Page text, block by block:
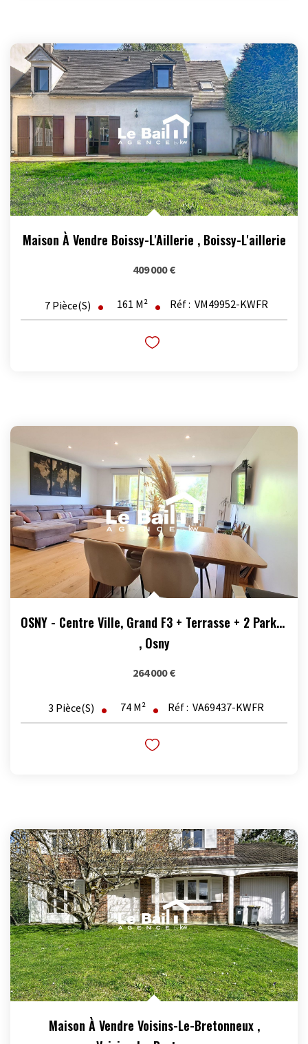
Maison À Vendre Boissy-L'Aillerie , Boissy-L'aillerie
409 000 €
7 Pièce(s) 161 M² Réf : VM49952-KWFR
OSNY - Centre Ville, Grand F3 + Terrasse + 2 Parking
, Osny
264 000 €
3 Pièce(s) 74 M² Réf : VA69437-KWFR
Maison À Vendre Voisins-Le-Bretonneux ,